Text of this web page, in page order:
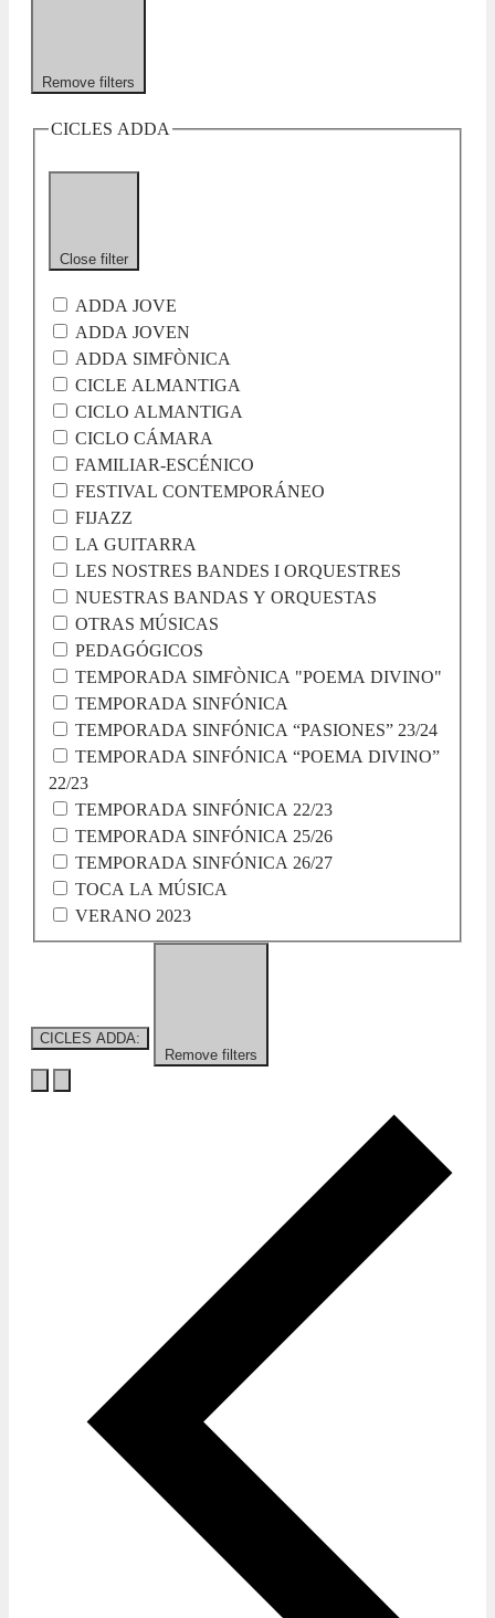
Remove filters
CICLES ADDA
Close filter
ADDA JOVE
ADDA JOVEN
ADDA SIMFÒNICA
CICLE ALMANTIGA
CICLO ALMANTIGA
CICLO CÁMARA
FAMILIAR-ESCÉNICO
FESTIVAL CONTEMPORÁNEO
FIJAZZ
LA GUITARRA
LES NOSTRES BANDES I ORQUESTRES
NUESTRAS BANDAS Y ORQUESTAS
OTRAS MÚSICAS
PEDAGÓGICOS
TEMPORADA SIMFÒNICA "POEMA DIVINO"
TEMPORADA SINFÓNICA
TEMPORADA SINFÓNICA “PASIONES” 23/24
TEMPORADA SINFÓNICA “POEMA DIVINO”
22/23
TEMPORADA SINFÓNICA 22/23
TEMPORADA SINFÓNICA 25/26
TEMPORADA SINFÓNICA 26/27
TOCA LA MÚSICA
VERANO 2023
CICLES ADDA:
Remove filters